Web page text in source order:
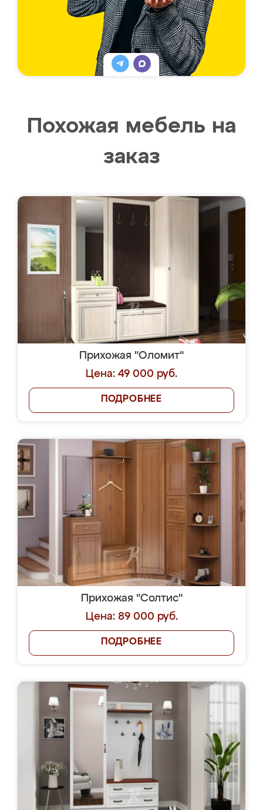
Похожая мебель на
заказ
Прихожая "Оломит"
Цена: 49 000 руб.
ПОДРОБНЕЕ
Прихожая "Солтис"
Цена: 89 000 руб.
ПОДРОБНЕЕ